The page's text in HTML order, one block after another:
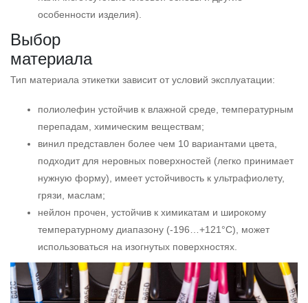
особенности изделия).
Выбор
Тип материала этикетки зависит от условий эксплуатации:
полиолефин устойчив к влажной среде, температурным
перепадам, химическим веществам;
винил представлен более чем 10 вариантами цвета,
подходит для неровных поверхностей (легко принимает
нужную форму), имеет устойчивость к ультрафиолету,
грязи, маслам;
нейлон прочен, устойчив к химикатам и широкому
температурному диапазону (-196…+121°C), может
использоваться на изогнутых поверхностях.